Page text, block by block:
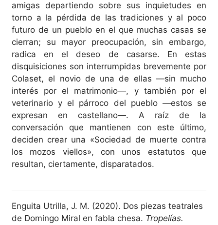
amigas departiendo sobre sus inquietudes en
torno a la pérdida de las tradiciones y al poco
futuro de un pueblo en el que muchas casas se
cierran; su mayor preocupación, sin embargo,
radica en el deseo de casarse. En estas
disquisiciones son interrumpidas brevemente por
Colaset, el novio de una de ellas ―sin mucho
interés por el matrimonio―, y también por el
veterinario y el párroco del pueblo ―estos se
expresan en castellano―. A raíz de la
conversación que mantienen con este último,
deciden crear una «Sociedad de muerte contra
los mozos viellos», con unos estatutos que
resultan, ciertamente, disparatados.
Enguita Utrilla, J. M. (2020). Dos piezas teatrales
de Domingo Miral en fabla chesa. Tropelías.